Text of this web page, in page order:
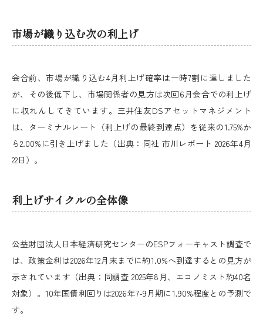
市場が織り込む次の利上げ
会合前、市場が織り込む4月利上げ確率は一時7割に達しました
が、その後低下し、市場関係者の見方は次回6月会合での利上げ
に収れんしてきています。三井住友DSアセットマネジメント
は、ターミナルレート（利上げの最終到達点）を従来の1.75%か
ら2.00%に引き上げました（出典：同社 市川レポート 2026年4月
22日）。
利上げサイクルの全体像
公益財団法人日本経済研究センターのESPフォーキャスト調査で
は、政策金利は2026年12月末までに約1.0%へ到達するとの見方が
示されています（出典：同調査 2025年8月、エコノミスト約40名
対象）。10年国債利回りは2026年7-9月期に1.90%程度との予測で
す。